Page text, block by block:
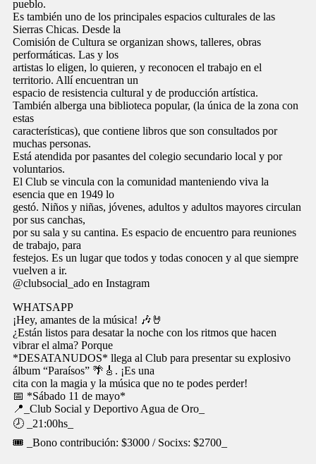
pueblo.
Es también uno de los principales espacios culturales de las
Sierras Chicas. Desde la
Comisión de Cultura se organizan shows, talleres, obras
performáticas. Las y los
artistas lo eligen, lo quieren, y reconocen el trabajo en el
territorio. Allí encuentran un
espacio de resistencia cultural y de producción artística.
También alberga una biblioteca popular, (la única de la zona con
estas
características), que contiene libros que son consultados por
muchas personas.
Está atendida por pasantes del colegio secundario local y por
voluntarios.
El Club se vincula con la comunidad manteniendo viva la
esencia que en 1949 lo
gestó. Niños y niñas, jóvenes, adultos y adultos mayores circulan
por sus canchas,
por su sala y su cantina. Es espacio de encuentro para reuniones
de trabajo, para
festejos. Es un lugar que todos y todas conocen y al que siempre
vuelven a ir.
@clubsocial_ado en Instagram
WHATSAPP
¡Hey, amantes de la música! 🎶🤘
¿Están listos para desatar la noche con los ritmos que hacen
vibrar el alma? Porque
*DESATANUDOS* llega al Club para presentar su explosivo
álbum “Paraísos” 🌴🎸. ¡Es una
cita con la magia y la música que no te podes perder!
📅 *Sábado 11 de mayo*
📍_Club Social y Deportivo Agua de Oro_
🕗 _21:00hs_
🎟 _Bono contribución: $3000 / Socixs: $2700_